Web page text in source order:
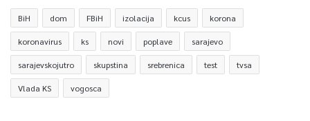
BiH dom FBiH izolacija kcus korona
koronavirus ks novi poplave sarajevo
sarajevskojutro skupstina srebrenica test tvsa
Vlada KS vogosca